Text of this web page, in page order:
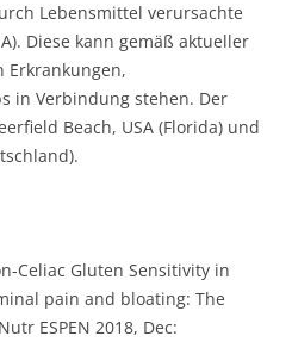
Lebensmittel verursachte
Diese kann gemäß aktueller
Erkrankungen,
in Verbindung stehen. Der
Beach, USA (Florida) und
Celiac Gluten Sensitivity in
pain and bloating: The
ESPEN 2018, Dec: